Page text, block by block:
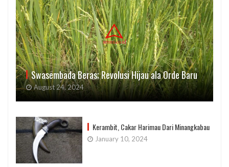
Swasembada Beras; Revolusi Hijau ala Orde Baru
August 24, 2024
Kerambit, Cakar Harimau Dari Minangkabau
January 10, 2024